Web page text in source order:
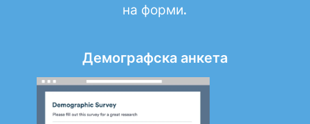
на форми.
Демографска анкета